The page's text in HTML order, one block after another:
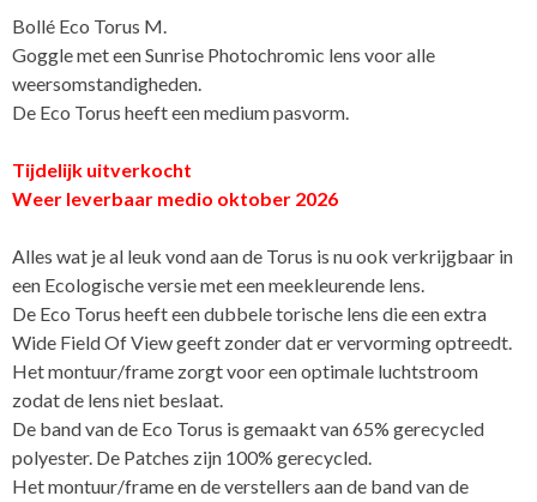
Bollé Eco Torus M.
Goggle met een Sunrise Photochromic lens voor alle
weersomstandigheden.
De Eco Torus heeft een medium pasvorm.
Tijdelijk uitverkocht
Weer leverbaar medio oktober 2026
Alles wat je al leuk vond aan de Torus is nu ook verkrijgbaar in
een Ecologische versie met een meekleurende lens.
De Eco Torus heeft een dubbele torische lens die een extra
Wide Field Of View geeft zonder dat er vervorming optreedt.
Het montuur/frame zorgt voor een optimale luchtstroom
zodat de lens niet beslaat.
De band van de Eco Torus is gemaakt van 65% gerecycled
polyester. De Patches zijn 100% gerecycled.
Het montuur/frame en de verstellers aan de band van de